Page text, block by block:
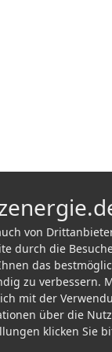
von
durch die
das
zu verbessern.
mit der
über die
klicken Sie